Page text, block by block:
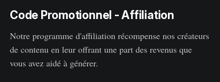
Code Promotionnel - Affiliation
Notre programme d'affiliation récompense nos créateurs
de contenu en leur offrant une part des revenus que
vous avez aidé à générer.